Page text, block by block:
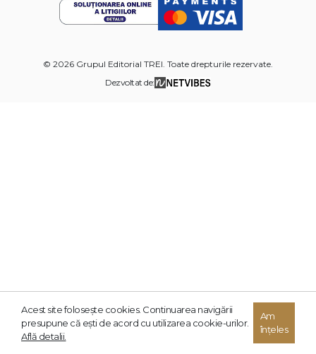
© 2026 Grupul Editorial TREI. Toate drepturile rezervate.
Dezvoltat de:
Acest site foloseşte cookies. Continuarea navigării
presupune că eşti de acord cu utilizarea cookie-urilor.
Află detalii.
Am
înțeles